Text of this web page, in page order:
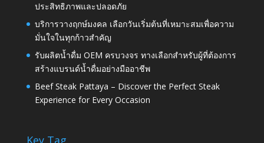
ประสิทธิภาพและปลอดภัย
บริการวางฤกษ์มงคล เลือกวันเริ่มต้นที่เหมาะสมเพื่อความ
มั่นใจในทุกก้าวสำคัญ
รับผลิตน้ำดื่ม OEM ครบวงจร ทางเลือกสำหรับผู้ที่ต้องการ
สร้างแบรนด์น้ำดื่มอย่างมืออาชีพ
Beef Steak Pattaya – Discover the Perfect Steak
Experience for Every Occasion